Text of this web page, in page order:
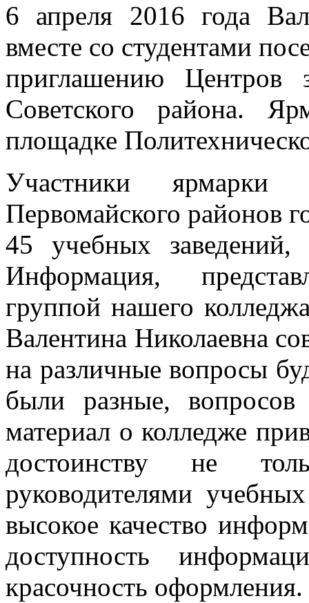
6 апреля 2016 года
вместе со студентами
приглашению Центров
Советского района.
площадке
Участники
Первомайского районов
45 учебных
Информация,
группой нашего
Валентина Николаевна
на различные вопросы
были разные,
материал о колледже
достоинству не
руководителями
высокое качество
доступность
красочность оформления.